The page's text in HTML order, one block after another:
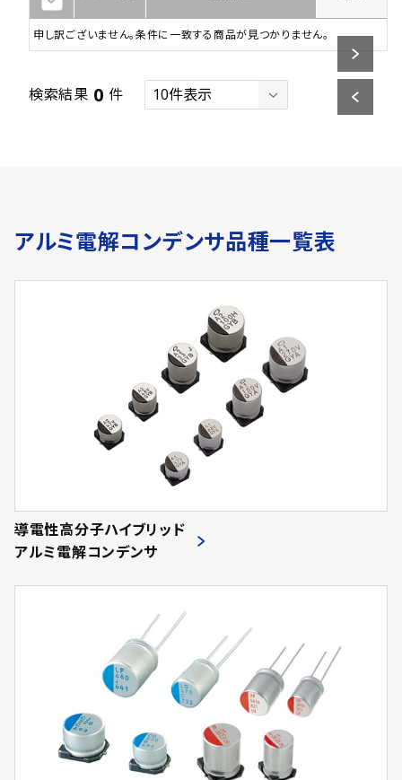
申し訳ございません。条件に一致する商品が見つかりません。
検索結果 0 件
アルミ電解コンデンサ品種一覧表
導電性高分子ハイブリッド
アルミ電解コンデンサ